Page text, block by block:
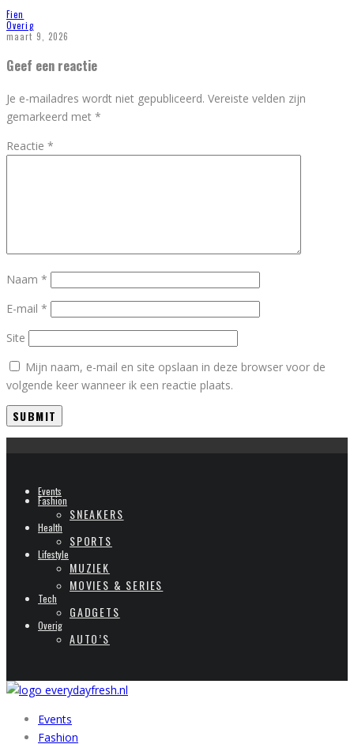
Fien
Overig
maart 9, 2026
Geef een reactie
Je e-mailadres wordt niet gepubliceerd. Vereiste velden zijn
gemarkeerd met *
Reactie *
Naam *
E-mail *
Site
Mijn naam, e-mail en site opslaan in deze browser voor de
volgende keer wanneer ik een reactie plaats.
Events
Fashion
SNEAKERS
Health
SPORTS
Lifestyle
MUZIEK
MOVIES & SERIES
Tech
GADGETS
Overig
AUTO’S
Events
Fashion